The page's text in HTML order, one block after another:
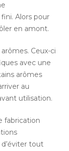
Alors pour
en amont.
Ceux-ci
avec une
arômes
au
utilisation.
fabrication
tout